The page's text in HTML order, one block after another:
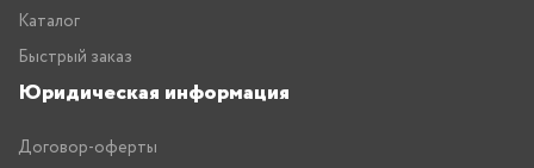
Каталог
Быстрый заказ
Юридическая информация
Договор-оферты